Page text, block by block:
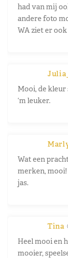
had van mij
andere foto
WA ziet er
Mooi, de
‘m leuker.
Wat een
merken, mooi!
jas.
Tina
Heel mooi en
mooier,